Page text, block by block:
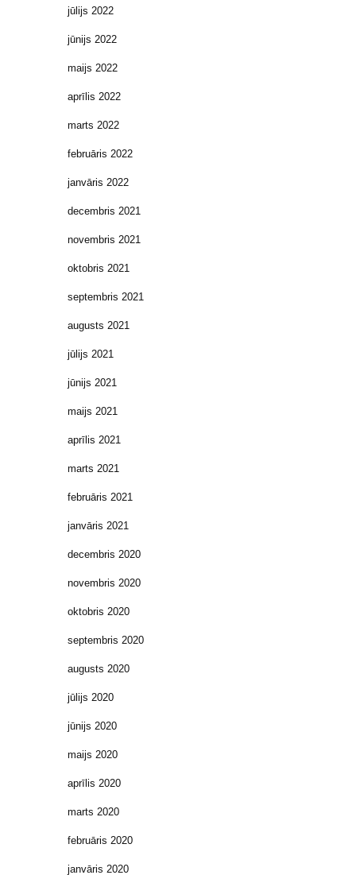
jūlijs 2022
jūnijs 2022
maijs 2022
aprīlis 2022
marts 2022
februāris 2022
janvāris 2022
decembris 2021
novembris 2021
oktobris 2021
septembris 2021
augusts 2021
jūlijs 2021
jūnijs 2021
maijs 2021
aprīlis 2021
marts 2021
februāris 2021
janvāris 2021
decembris 2020
novembris 2020
oktobris 2020
septembris 2020
augusts 2020
jūlijs 2020
jūnijs 2020
maijs 2020
aprīlis 2020
marts 2020
februāris 2020
janvāris 2020